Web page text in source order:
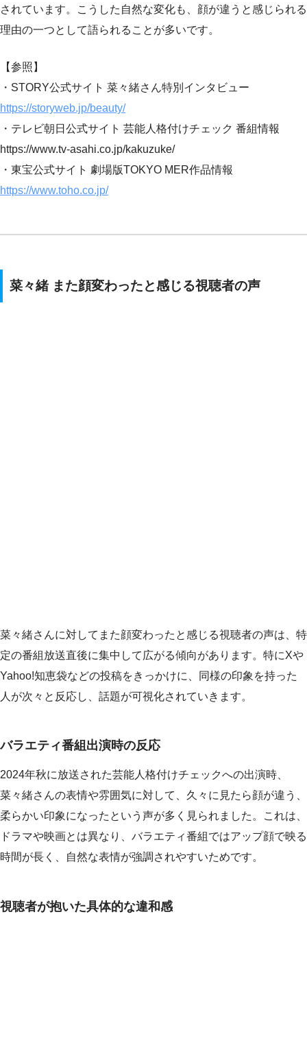
されています。こうした自然な変化も、顔が違うと感じられる
理由の一つとして語られることが多いです。
【参照】
・STORY公式サイト 菜々緒さん特別インタビュー
https://storyweb.jp/beauty/
・テレビ朝日公式サイト 芸能人格付けチェック 番組情報
https://www.tv-asahi.co.jp/kakuzuke/
・東宝公式サイト 劇場版TOKYO MER作品情報
https://www.toho.co.jp/
菜々緒 また顔変わったと感じる視聴者の声
菜々緒さんに対してまた顔変わったと感じる視聴者の声は、特
定の番組放送直後に集中して広がる傾向があります。特にXや
Yahoo!知恵袋などの投稿をきっかけに、同様の印象を持った
人が次々と反応し、話題が可視化されていきます。
バラエティ番組出演時の反応
2024年秋に放送された芸能人格付けチェックへの出演時、
菜々緒さんの表情や雰囲気に対して、久々に見たら顔が違う、
柔らかい印象になったという声が多く見られました。これは、
ドラマや映画とは異なり、バラエティ番組ではアップ顔で映る
時間が長く、自然な表情が強調されやすいためです。
視聴者が抱いた具体的な違和感